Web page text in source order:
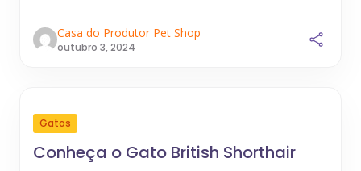
Casa do Produtor Pet Shop
outubro 3, 2024
Gatos
Conheça o Gato British Shorthair